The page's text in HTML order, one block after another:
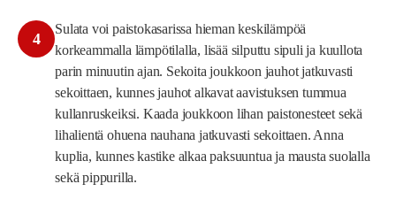
4
Sulata voi paistokasarissa hieman keskilämpöä
korkeammalla lämpötilalla, lisää silputtu sipuli ja kuullota
parin minuutin ajan. Sekoita joukkoon jauhot jatkuvasti
sekoittaen, kunnes jauhot alkavat aavistuksen tummua
kullanruskeiksi. Kaada joukkoon lihan paistonesteet sekä
lihalientä ohuena nauhana jatkuvasti sekoittaen. Anna
kuplia, kunnes kastike alkaa paksuuntua ja mausta suolalla
sekä pippurilla.